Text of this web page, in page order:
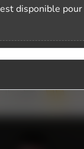
disponible